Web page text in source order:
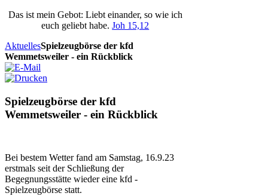
Das ist mein Gebot: Liebt einander, so wie ich
euch geliebt habe.Joh 15,12
AktuellesSpielzeugbörse der kfd
Wemmetsweiler - ein Rückblick
Spielzeugbörse der kfd
Wemmetsweiler - ein Rückblick
Bei bestem Wetter fand am Samstag, 16.9.23
erstmals seit der Schließung der
Begegnungsstätte wieder eine kfd -
Spielzeugbörse statt.